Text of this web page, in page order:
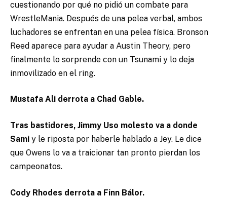
cuestionando por qué no pidió un combate para
WrestleMania. Después de una pelea verbal, ambos
luchadores se enfrentan en una pelea física. Bronson
Reed aparece para ayudar a Austin Theory, pero
finalmente lo sorprende con un Tsunami y lo deja
inmovilizado en el ring.
Mustafa Ali derrota a Chad Gable.
Tras bastidores, Jimmy Uso molesto va a donde
Sami y le riposta por haberle hablado a Jey. Le dice
que Owens lo va a traicionar tan pronto pierdan los
campeonatos.
Cody Rhodes derrota a Finn Bálor.